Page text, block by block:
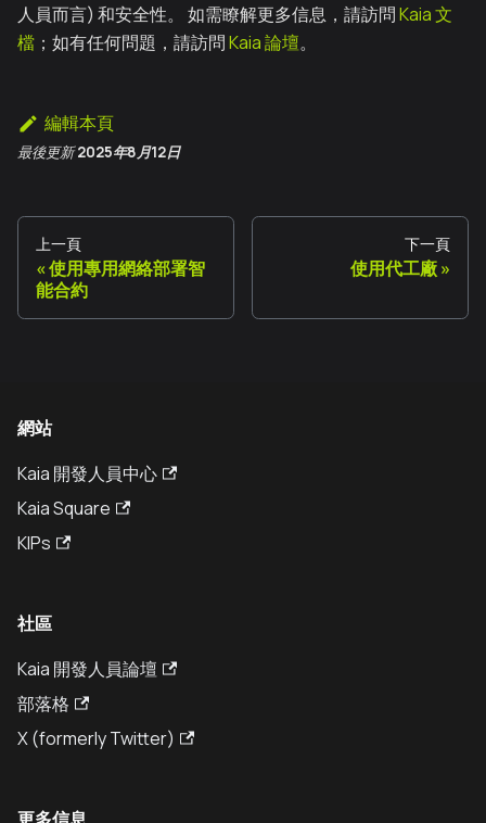
人員而言) 和安全性。 如需瞭解更多信息，請訪問Kaia 文
檔 ；如有任何問題，請訪問Kaia 論壇。
編輯本頁
最後更新 2025年8月12日
上一頁
使用專用網絡部署智
能合約
下一頁
使用代工廠
網站
Kaia 開發人員中心
Kaia Square
KIPs
社區
Kaia 開發人員論壇
部落格
X (formerly Twitter)